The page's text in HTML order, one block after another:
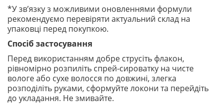
*У зв’язку з можливими оновленнями формули
рекомендуємо перевіряти актуальний склад на
упаковці перед покупкою.
Спосіб застосування
Перед використанням добре струсіть флакон,
рівномірно розпиліть спрей-сироватку на чисте
вологе або сухе волосся по довжині, злегка
розподіліть руками, сформуйте локони та перейдіть
до укладання. Не змивайте.